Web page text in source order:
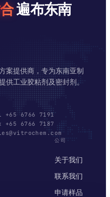
遍布东南
案提供商，专为东南亚制
供工业胶粘剂及密封剂。
+65 6766 7191
+65 6766 7187
公司
关于我们
联系我们
申请样品